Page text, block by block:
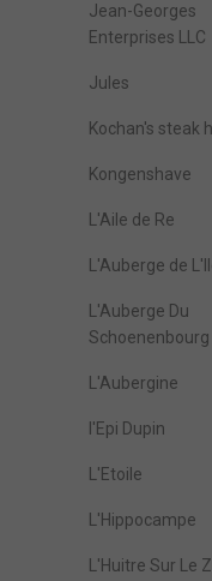
Jean-Georges
Enterprises LLC
Jules
Kochan's steak
Kongenshave
L'Aile de Re
L'Auberge de
L'Auberge Du
Schoenenbourg
L'Aubergine
l'Epi Dupin
L'Etoile
L'Hippocampe
L'Huitre Sur Le